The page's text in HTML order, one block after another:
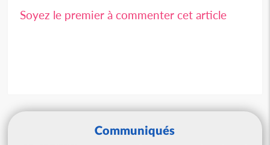
Soyez le premier à commenter cet article
Communiqués